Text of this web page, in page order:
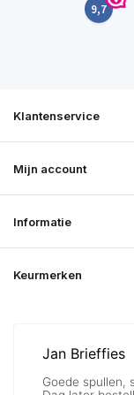
9,7
Klantenservice
Mijn account
Informatie
Keurmerken